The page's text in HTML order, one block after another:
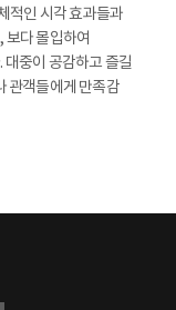
적인 시각 효과들과
보다 몰입하여
대중이 공감하고 즐길
관객들에게 만족감